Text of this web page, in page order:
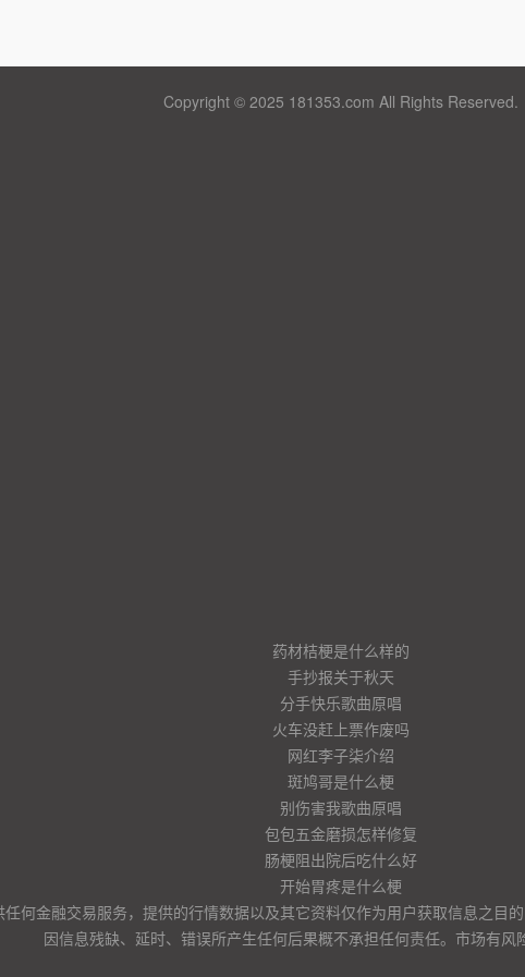
Copyright © 2025 181353.com All Rights Reserved.
药材桔梗是什么样的
手抄报关于秋天
分手快乐歌曲原唱
火车没赶上票作废吗
网红李子柒介绍
斑鸠哥是什么梗
别伤害我歌曲原唱
包包五金磨损怎样修复
肠梗阻出院后吃什么好
开始胃疼是什么梗
任何金融交易服务，提供的行情数据以及其它资料仅作为用户获取信息之目
因信息残缺、延时、错误所产生任何后果概不承担任何责任。市场有风